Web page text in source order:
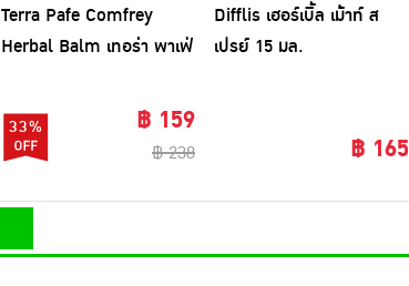
Terra Pafe Comfrey
Herbal Balm เทอร่า พาเฟ่
33% ฿ 159
฿ 238
Difflis เฮอร์เบิ้ล เม้าท์ ส
เปรย์ 15 มล.
฿ 165